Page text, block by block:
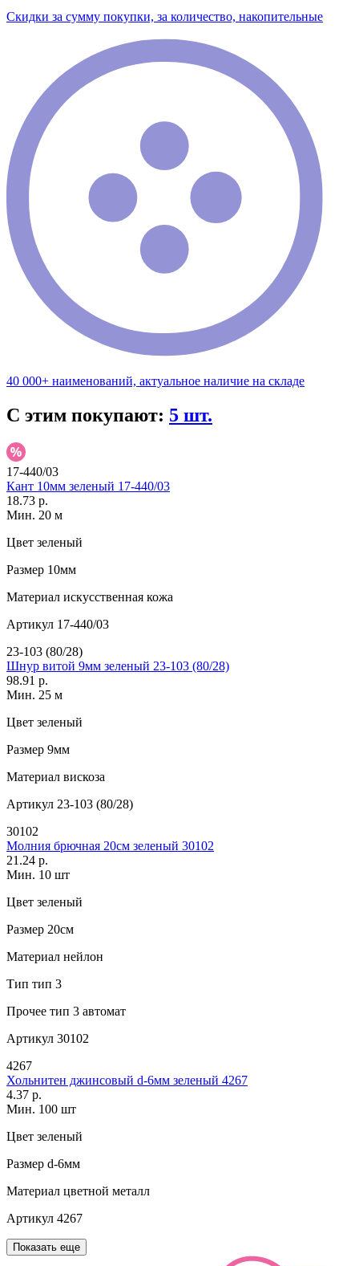
Скидки за сумму покупки, за количество, накопительные
40 000+ наименований, актуальное наличие на складе
С этим покупают: 5 шт.
17-440/03
Кант 10мм зеленый 17-440/03
18.73 р.
Мин. 20 м
Цвет зеленый
Размер 10мм
Материал искусственная кожа
Артикул 17-440/03
23-103 (80/28)
Шнур витой 9мм зеленый 23-103 (80/28)
98.91 р.
Мин. 25 м
Цвет зеленый
Размер 9мм
Материал вискоза
Артикул 23-103 (80/28)
30102
Молния брючная 20см зеленый 30102
21.24 р.
Мин. 10 шт
Цвет зеленый
Размер 20см
Материал нейлон
Тип тип 3
Прочее тип 3 автомат
Артикул 30102
4267
Хольнитен джинсовый d-6мм зеленый 4267
4.37 р.
Мин. 100 шт
Цвет зеленый
Размер d-6мм
Материал цветной металл
Артикул 4267
Показать еще